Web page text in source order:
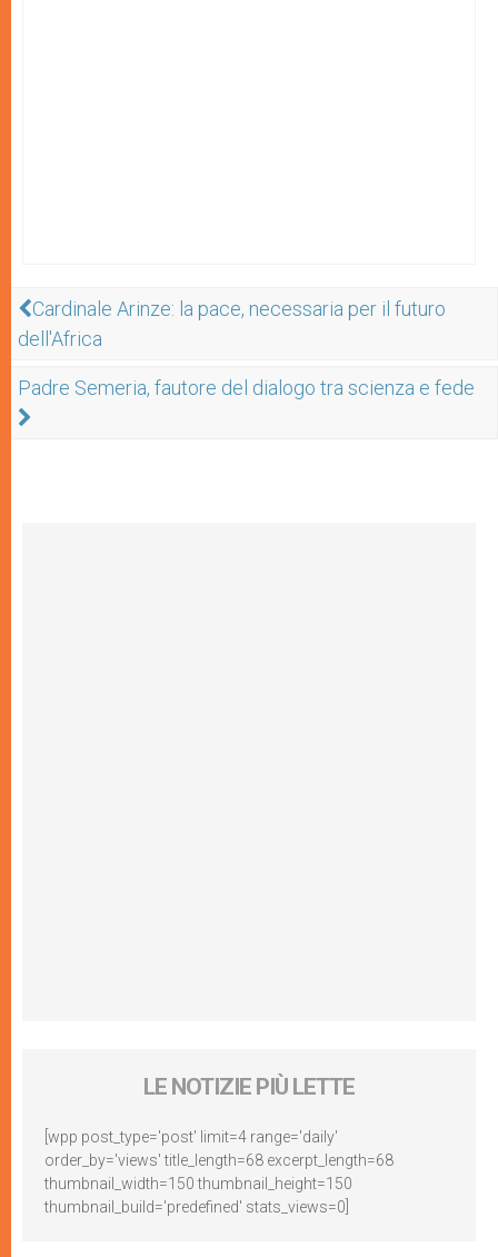
Cardinale Arinze: la pace, necessaria per il futuro
dell'Africa
Padre Semeria, fautore del dialogo tra scienza e fede
LE NOTIZIE PIÙ LETTE
[wpp post_type='post' limit=4 range='daily'
order_by='views' title_length=68 excerpt_length=68
thumbnail_width=150 thumbnail_height=150
thumbnail_build='predefined' stats_views=0]